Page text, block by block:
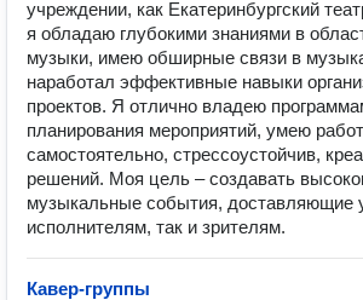
учреждении, как Екатеринбургский
я обладаю глубокими знаниями в
музыки, имею обширные связи в
наработал эффективные навыки
проектов. Я отлично владею
планирования мероприятий, умею
самостоятельно, стрессоустойчив,
решений. Моя цель – создавать
музыкальные события, доставляющие
исполнителям, так и зрителям.
Кавер-группы